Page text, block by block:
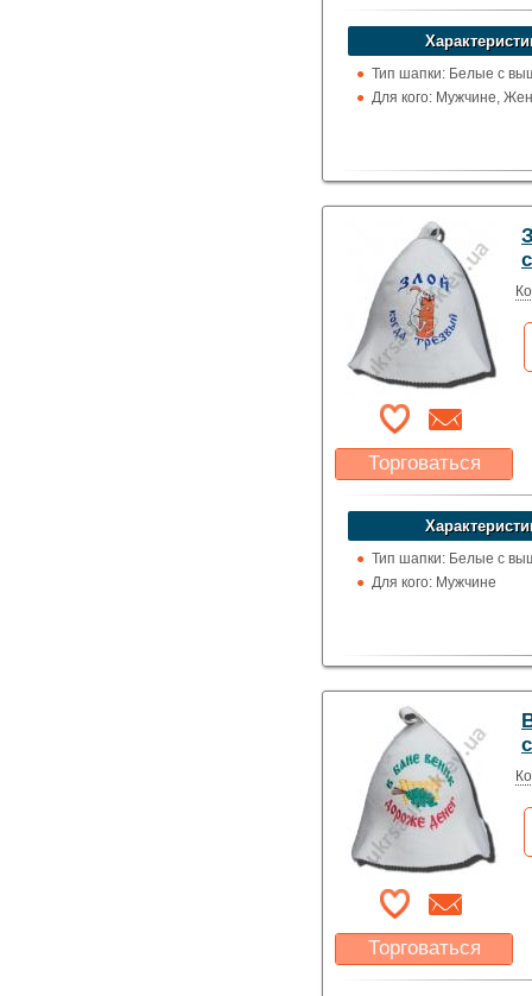
Какая цена Вас
устроит?
Указать цену
Тип шапки: Белые с
Для кого: Мужчине,
Торговаться
Какая цена Вас
устроит?
Указать цену
Тип шапки: Белые с
Для кого: Мужчине
Торговаться
Какая цена Вас